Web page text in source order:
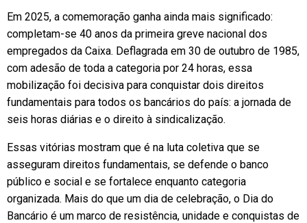
Em 2025, a comemoração ganha ainda mais significado:
completam-se 40 anos da primeira greve nacional dos
empregados da Caixa. Deflagrada em 30 de outubro de 1985,
com adesão de toda a categoria por 24 horas, essa
mobilização foi decisiva para conquistar dois direitos
fundamentais para todos os bancários do país: a jornada de
seis horas diárias e o direito à sindicalização.
Essas vitórias mostram que é na luta coletiva que se
asseguram direitos fundamentais, se defende o banco
público e social e se fortalece enquanto categoria
organizada. Mais do que um dia de celebração, o Dia do
Bancário é um marco de resistência, unidade e conquistas de